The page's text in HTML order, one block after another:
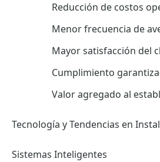
Reducción de costos
Menor frecuencia de
Mayor satisfacción del
Cumplimiento
Valor agregado al
Tecnología y Tendencias en
Sistemas Inteligentes